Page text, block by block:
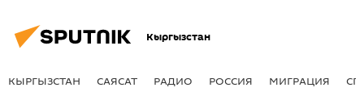
Кыргызстан
КЫРГЫЗСТАН САЯСАТ РАДИО РОССИЯ МИГРАЦИЯ